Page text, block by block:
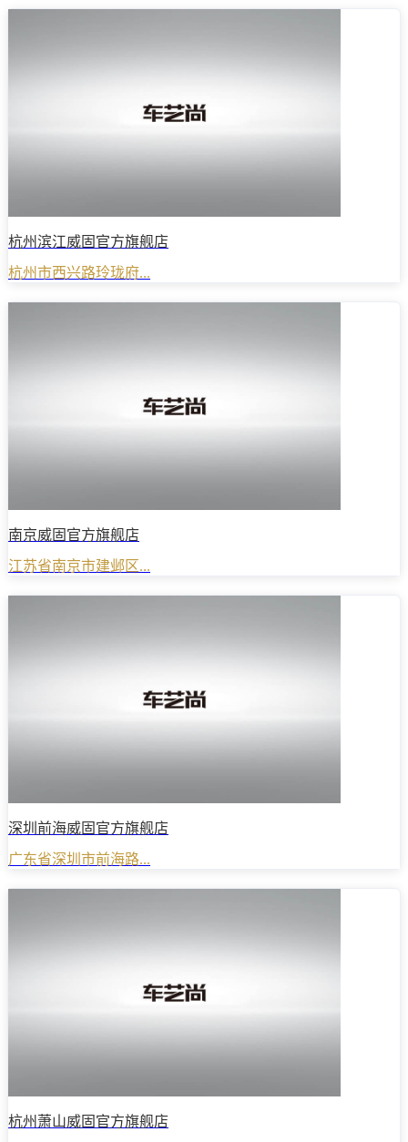
杭州滨江威固官方旗舰店
杭州市西兴路玲珑府...
南京威固官方旗舰店
江苏省南京市建邺区...
深圳前海威固官方旗舰店
广东省深圳市前海路...
杭州萧山威固官方旗舰店